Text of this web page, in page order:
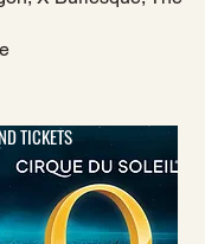
TICKETS